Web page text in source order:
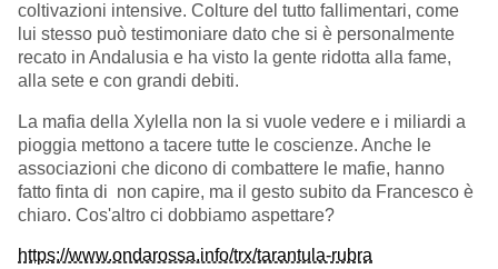
coltivazioni intensive. Colture del tutto fallimentari, come
lui stesso può testimoniare dato che si è personalmente
recato in Andalusia e ha visto la gente ridotta alla fame,
alla sete e con grandi debiti.
La mafia della Xylella non la si vuole vedere e i miliardi a
pioggia mettono a tacere tutte le coscienze. Anche le
associazioni che dicono di combattere le mafie, hanno
fatto finta di non capire, ma il gesto subito da Francesco è
chiaro. Cos'altro ci dobbiamo aspettare?
https://www.ondarossa.info/trx/tarantula-rubra